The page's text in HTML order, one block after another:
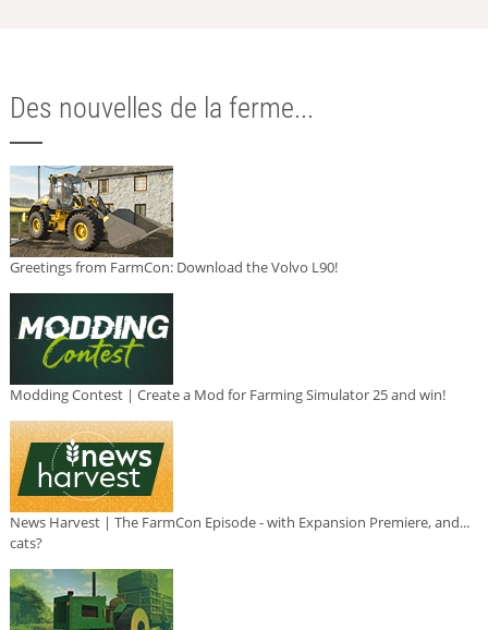
Des nouvelles de la ferme...
Greetings from FarmCon: Download the Volvo L90!
Modding Contest | Create a Mod for Farming Simulator 25 and win!
News Harvest | The FarmCon Episode - with Expansion Premiere, and...
cats?